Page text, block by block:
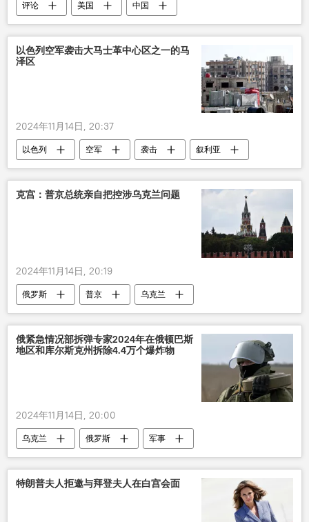
评论 美国 中国
以色列空军袭击大马士革中心区之一的马
泽区
2024年11月14日, 20:37
以色列 空军 袭击
叙利亚
大马士革
克宫：普京总统亲自把控涉乌克兰问题
2024年11月14日, 20:19
俄罗斯 普京 乌克兰
俄紧急情况部拆弹专家2024年在俄顿巴斯
地区和库尔斯克州拆除4.4万个爆炸物
2024年11月14日, 20:00
乌克兰 俄罗斯 军事
特朗普夫人拒邀与拜登夫人在白宫会面